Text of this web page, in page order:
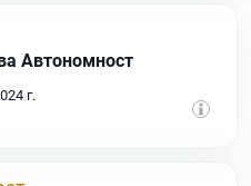
Автономност
г.